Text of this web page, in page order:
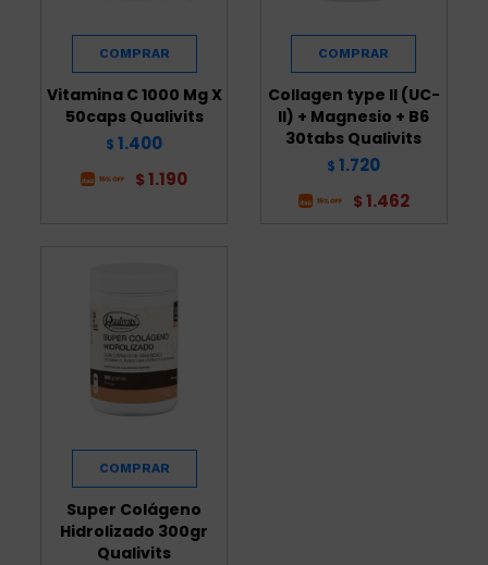
Vitamina C 1000 Mg X
50caps Qualivits
$ 1.400
$ 1.190
Collagen type II (UC-
II) + Magnesio + B6
30tabs Qualivits
$ 1.720
$ 1.462
Super Colágeno
Hidrolizado 300gr
Qualivits